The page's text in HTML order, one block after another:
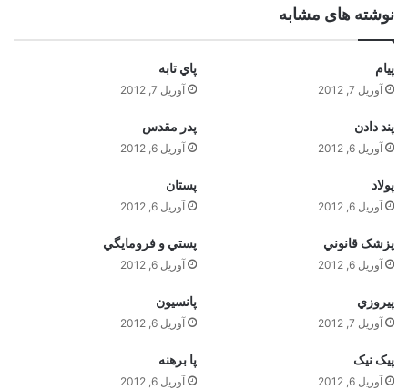
نوشته های مشابه
پيام
آوریل 7, 2012
پاي تابه
آوریل 7, 2012
پند دادن
آوریل 6, 2012
پدر مقدس
آوریل 6, 2012
پولاد
آوریل 6, 2012
پستان
آوریل 6, 2012
پزشک قانوني
آوریل 6, 2012
پستي و فرومايگي
آوریل 6, 2012
پيروزي
آوریل 7, 2012
پانسيون
آوریل 6, 2012
پيک نيک
آوریل 6, 2012
پا برهنه
آوریل 6, 2012